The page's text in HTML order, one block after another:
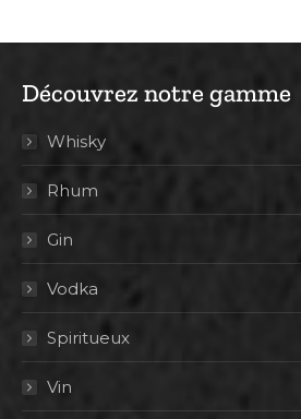
Découvrez notre gamme
Whisky
Rhum
Gin
Vodka
Spiritueux
Vin